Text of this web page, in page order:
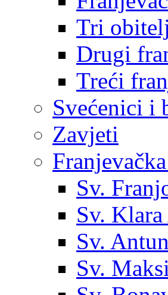
Tri
Drugi
Treći
Svećenici i
Zavjeti
Sv.
Sv.
Sv.
Sv.